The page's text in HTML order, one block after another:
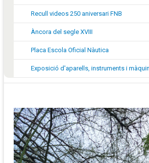
Recull videos 250 aniversari FNB
Àncora del segle XVIII
Placa Escola Oficial Nàutica
Exposició d'aparells, instruments i